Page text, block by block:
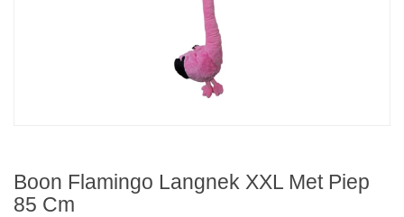
Boon Flamingo Langnek XXL Met Piep
85 Cm